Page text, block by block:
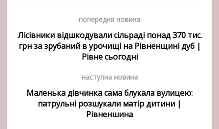
попередня новина
Лісівники відшкодували сільраді понад 370 тис.
грн за зрубаний в урочищі на Рівненщині дуб |
Рівне сьогодні
наступна новина
Маленька дівчинка сама блукала вулицею:
патрульні розшукали матір дитини |
Рівненшина